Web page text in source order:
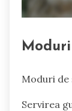
Moduri de
Servirea